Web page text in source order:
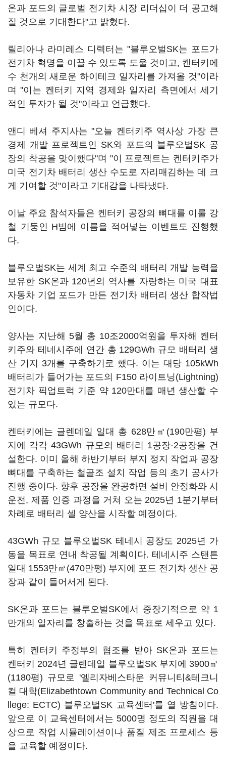
온과 포드의 글로벌 전기차 시장 리더십이 더 공고해
질 것으로 기대한다"고 밝혔다.
릴리아나 라미레스 디렉터는 "블루오벌SK는 포드가
전기차 혁명을 이끌 수 있도록 도울 것이고, 켄터키에
수 천개의 새로운 하이테크 일자리를 가져올 것"이라
며 "이는 켄터키 지역 경제와 일자리 측면에서 세기
적인 투자가 될 것"이라고 언급했다.
앤디 베셔 주지사는 "오늘 켄터키주 역사상 가장 큰
경제 개발 프로젝트인 SK와 포드의 블루오벌SK 공
장의 착공을 맞이했다"며 "이 프로젝트는 켄터키주가
미국 전기차 배터리 생산 수도로 자리매김하는 데 크
게 기여할 것"이라고 기대감을 나타냈다.
이날 주요 참석자들은 켄터키 공장의 뼈대를 이룰 강
철 기둥인 H빔에 이름을 적어넣는 이벤트도 진행했
다.
블루오벌SK는 세계 최고 수준의 배터리 개발 능력을
보유한 SK온과 120년의 역사를 자랑하는 미국 대표
자동차 기업 포드가 만든 전기차 배터리 생산 합작법
인이다.
양사는 지난해 5월 총 10조2000억원을 투자해 켄터
키주와 테네시주에 연간 총 129GWh 규모 배터리 생
산 기지 3개를 구축하기로 했다. 이는 대당 105kWh
배터리가 들어가는 포드의 F150 라이트닝(Lightning)
전기차 픽업트럭 기준 약 120만대를 매년 생산할 수
있는 규모다.
켄터키에는 글렌데일 일대 총 628만㎡(190만평) 부
지에 각각 43GWh 규모의 배터리 1공장·2공장을 건
설한다. 이미 올해 하반기부터 부지 정지 작업과 공장
뼈대를 구축하는 철골조 설치 작업 등의 초기 공사가
진행 중이다. 향후 공장을 완공하면 설비 안정화와 시
운전, 제품 인증 과정을 거쳐 오는 2025년 1분기부터
차례로 배터리 셀 양산을 시작할 예정이다.
43GWh 규모 블루오벌SK 테네시 공장도 2025년 가
동을 목표로 연내 착공될 계획이다. 테네시주 스탠튼
일대 1553만㎡(470만평) 부지에 포드 전기차 생산 공
장과 같이 들어서게 된다.
SK온과 포드는 블루오벌SK에서 중장기적으로 약 1
만개의 일자리를 창출하는 것을 목표로 세우고 있다.
특히 켄터키 주정부의 협조를 받아 SK온과 포드는
켄터키 2024년 글렌데일 블루오벌SK 부지에 3900㎡
(1180평) 규모로 '엘리자베스타운 커뮤니티&테크니
컬 대학(Elizabethtown Community and Technical Co
llege: ECTC) 블루오벌SK 교육센터'를 열 방침이다.
앞으로 이 교육센터에서는 5000명 정도의 직원을 대
상으로 작업 시뮬레이션이나 품질 제조 프로세스 등
을 교육할 예정이다.